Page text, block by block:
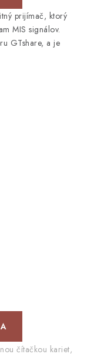
prijímač, ktorý
MIS signálov.
GTshare, a je
čítačkou kariet,